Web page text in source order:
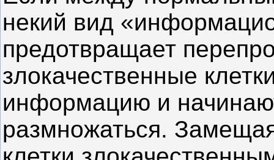
некий вид
предотвращает
злокачественные
информацию и
размножаться.